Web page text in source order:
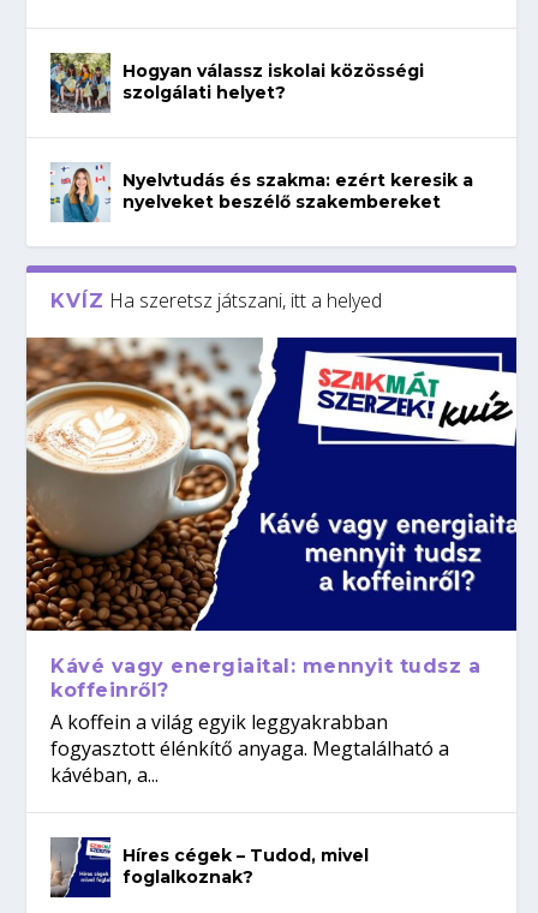
Hogyan válassz iskolai közösségi
szolgálati helyet?
Nyelvtudás és szakma: ezért keresik a
nyelveket beszélő szakembereket
KVÍZ Ha szeretsz játszani, itt a helyed
Kávé vagy energiaital: mennyit tudsz a
koffeinről?
A koffein a világ egyik leggyakrabban
fogyasztott élénkítő anyaga. Megtalálható a
kávéban, a...
Híres cégek – Tudod, mivel
foglalkoznak?